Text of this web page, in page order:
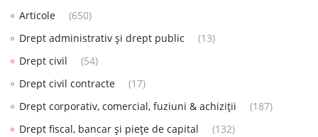
Articole
(650)
Drept administrativ și drept public
(13)
Drept civil
(54)
Drept civil contracte
(17)
Drept corporativ, comercial, fuziuni & achiziții
(187)
Drept fiscal, bancar și piețe de capital
(132)